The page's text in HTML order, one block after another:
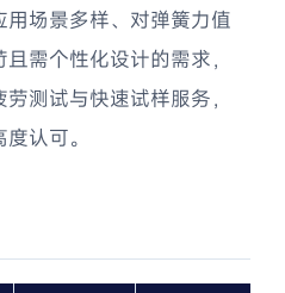
罐装弹簧解决方案
自动化设备弹簧解决方案
自动化设备弹簧解决方案
弹簧设计解决方案
场景多样、对弹簧力值
需个性化设计的需求，
测试与快速试样服务，
认可。